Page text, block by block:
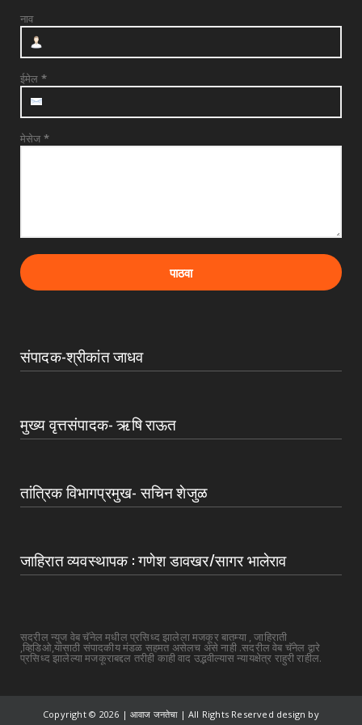
दत्तनगर येथे महाराजस्व समाधान शिबिराचे आयोजन
जलसंपदा मंत्र...
नाव
ईमेल *
मेसेज *
संपादक-श्रीकांत जाधव
मुख्य वृत्तसंपादक- ऋषि राऊत
तांत्रिक विभागप्रमुख- सचिन शेजुळ
जाहिरात व्यवस्थापक : गणेश डावखर/सागर भालेराव
सदरील न्युज वेब चॅनेल मधील प्रसिध्द झालेला मजकूर बातम्या , जाहिराती
,व्हिडिओ,यांसाठी संपादकीय मंडळ सहमत असेलच असे नाही .सदरील वेब चॅनेल द्वारे
प्रसिध्द झालेल्या मजकूराबद्दल तरीही काही वाद उद्भवील्यास न्यायक्षेत्र राहुरी राहील.
Copyright © 2026 | आवाज जनतेचा | All Rights Reserved design by